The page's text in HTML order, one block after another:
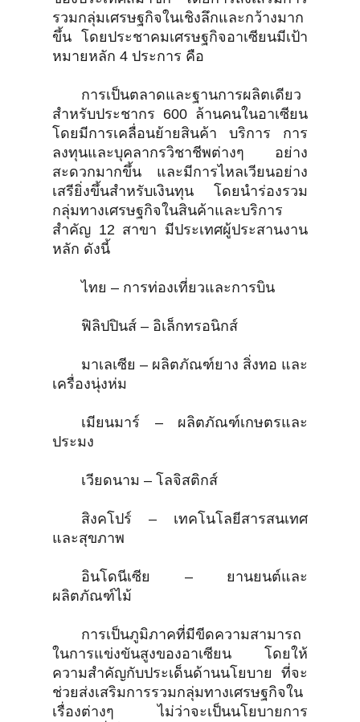
รวมกลุ่มเศรษฐกิจในเชิงลึกและกว้างมาก
ขึ้น โดยประชาคมเศรษฐกิจอาเซียนมีเป้า
หมายหลัก 4 ประการ คือ
การเป็นตลาดและฐานการผลิตเดียว
สำหรับประชากร 600 ล้านคนในอาเซียน
โดยมีการเคลื่อนย้ายสินค้า บริการ การ
ลงทุนและบุคลากรวิชาชีพต่างๆ อย่าง
สะดวกมากขึ้น และมีการไหลเวียนอย่าง
เสรียิ่งขึ้นสำหรับเงินทุน โดยนำร่องรวม
กลุ่มทางเศรษฐกิจในสินค้าและบริการ
สำคัญ 12 สาขา มีประเทศผู้ประสานงาน
หลัก ดังนี้
ไทย – การท่องเที่ยวและการบิน
ฟิลิปปินส์ – อิเล็กทรอนิกส์
มาเลเซีย – ผลิตภัณฑ์ยาง สิ่งทอ และ
เครื่องนุ่งห่ม
เมียนมาร์ – ผลิตภัณฑ์เกษตรและ
ประมง
เวียดนาม – โลจิสติกส์
สิงคโปร์ – เทคโนโลยีสารสนเทศ
และสุขภาพ
อินโดนีเซีย – ยานยนต์และ
ผลิตภัณฑ์ไม้
การเป็นภูมิภาคที่มีขีดความสามารถ
ในการแข่งขันสูงของอาเซียน โดยให้
ความสำคัญกับประเด็นด้านนโยบาย ที่จะ
ช่วยส่งเสริมการรวมกลุ่มทางเศรษฐกิจใน
เรื่องต่างๆ ไม่ว่าจะเป็นนโยบายการ